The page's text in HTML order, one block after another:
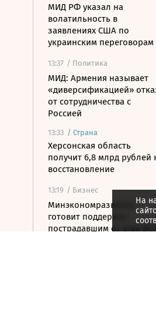
МИД РФ указал на
волатильность в
заявлениях США по
украинским переговорам
13:37 / Политика
МИД: Армения называет
«диверсификацией»
от сотрудничества с
Россией
13:33 / Страна
Херсонская область
получит 6,8 млрд рублей
восстановление
13:19 / Бизнес
Минэкономразвития
готовит поддержку
пострадавшим от атак ВСУ
На